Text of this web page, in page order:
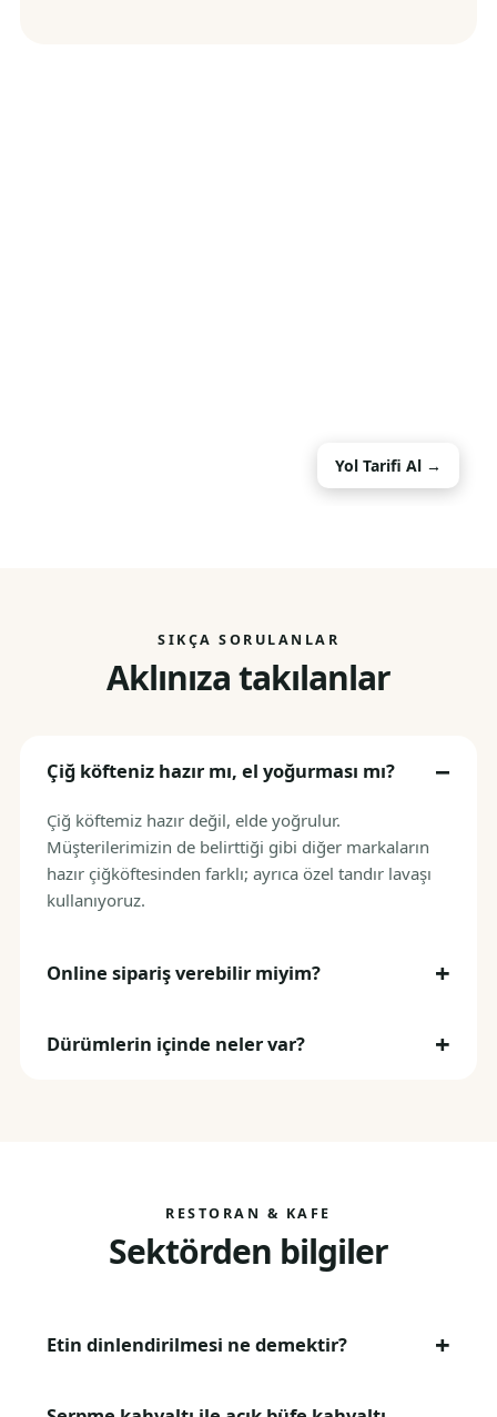
Yol Tarifi Al →
SIKÇA SORULANLAR
Aklınıza takılanlar
Çiğ köfteniz hazır mı, el yoğurması mı?
Çiğ köftemiz hazır değil, elde yoğrulur.
Müşterilerimizin de belirttiği gibi diğer markaların
hazır çiğköftesinden farklı; ayrıca özel tandır lavaşı
kullanıyoruz.
Online sipariş verebilir miyim?
Dürümlerin içinde neler var?
RESTORAN & KAFE
Sektörden bilgiler
Etin dinlendirilmesi ne demektir?